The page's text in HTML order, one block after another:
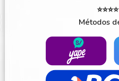
Métodos